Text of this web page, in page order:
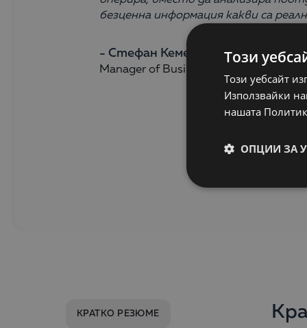
безценна информация какви са
- Стефан Кеменчеджиев,
Manager of Business Analysis
КРАТКО РЕЗЮМЕ
Този
Този уебсайт
Използвайки
нашата
ОПЦИИ ЗА